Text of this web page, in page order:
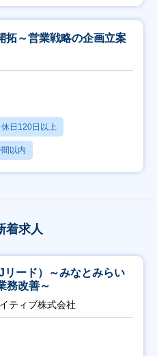
拓～営業戦略の企画立案
休日120日以上
以内
着求人
リード）～みなとみらい
務改善～
ティブ株式会社